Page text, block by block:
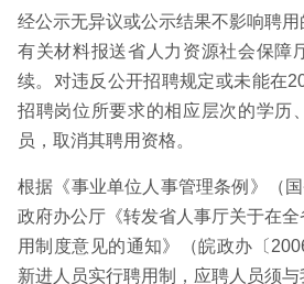
经公示无异议或公示结果不影响聘
有关材料报送省人力资源社会保障
续。对违反公开招聘规定或未能在
招聘岗位所要求的相应层次的学历
员，取消其聘用资格。
根据《事业单位人事管理条例》（
政府办公厅《转发省人事厅关于在
用制度意见的通知》（皖政办〔
新进人员实行聘用制，应聘人员须